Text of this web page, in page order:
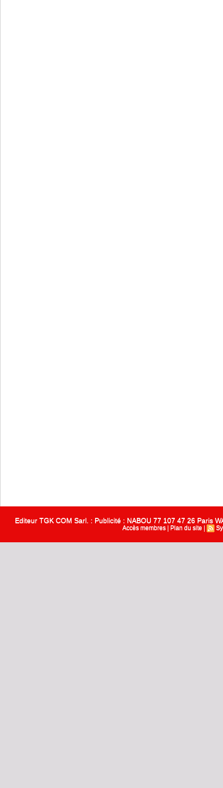
Editeur TGK COM Sarl. : Publicité : NABOU 77 107 47 26 Paris
Accès membres Plan du site